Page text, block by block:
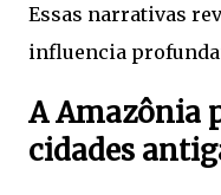
Essas narrativas
influencia
A Amazônia
cidades